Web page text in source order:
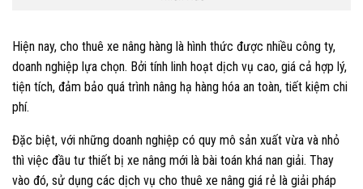
Hiện nay, cho thuê xe nâng hàng là hình thức được nhiều công ty,
doanh nghiệp lựa chọn. Bởi tính linh hoạt dịch vụ cao, giá cả hợp lý,
tiện tích, đảm bảo quá trình nâng hạ hàng hóa an toàn, tiết kiệm chi
phí.
Đặc biệt, với những doanh nghiệp có quy mô sản xuất vừa và nhỏ
thì việc đầu tư thiết bị xe nâng mới là bài toán khá nan giải. Thay
vào đó, sử dụng các dịch vụ cho thuê xe nâng giá rẻ là giải pháp